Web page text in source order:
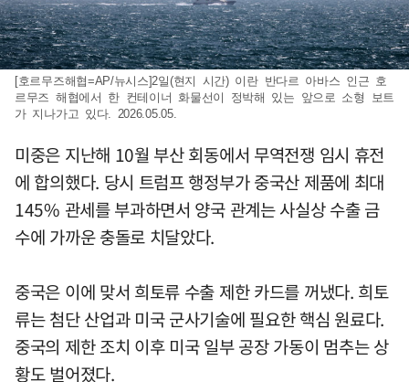
[호르무즈해협=AP/뉴시스]2일(현지 시간) 이란 반다르 아바스 인근 호
르무즈 해협에서 한 컨테이너 화물선이 정박해 있는 앞으로 소형 보트
가 지나가고 있다. 2026.05.05.
미중은 지난해 10월 부산 회동에서 무역전쟁 임시 휴전
에 합의했다. 당시 트럼프 행정부가 중국산 제품에 최대
145% 관세를 부과하면서 양국 관계는 사실상 수출 금
수에 가까운 충돌로 치달았다.
중국은 이에 맞서 희토류 수출 제한 카드를 꺼냈다. 희토
류는 첨단 산업과 미국 군사기술에 필요한 핵심 원료다.
중국의 제한 조치 이후 미국 일부 공장 가동이 멈추는 상
황도 벌어졌다.